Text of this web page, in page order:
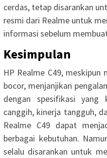
cerdas, tetap disarankan
resmi dari Realme untuk
informasi sebelum
Kesimpulan
HP Realme C49,
bocor, menjanjikan
dengan spesifikasi yang
canggih, kinerja tangguh,
Realme C49 dapat
berbagai kebutuhan.
selalu disarankan untuk